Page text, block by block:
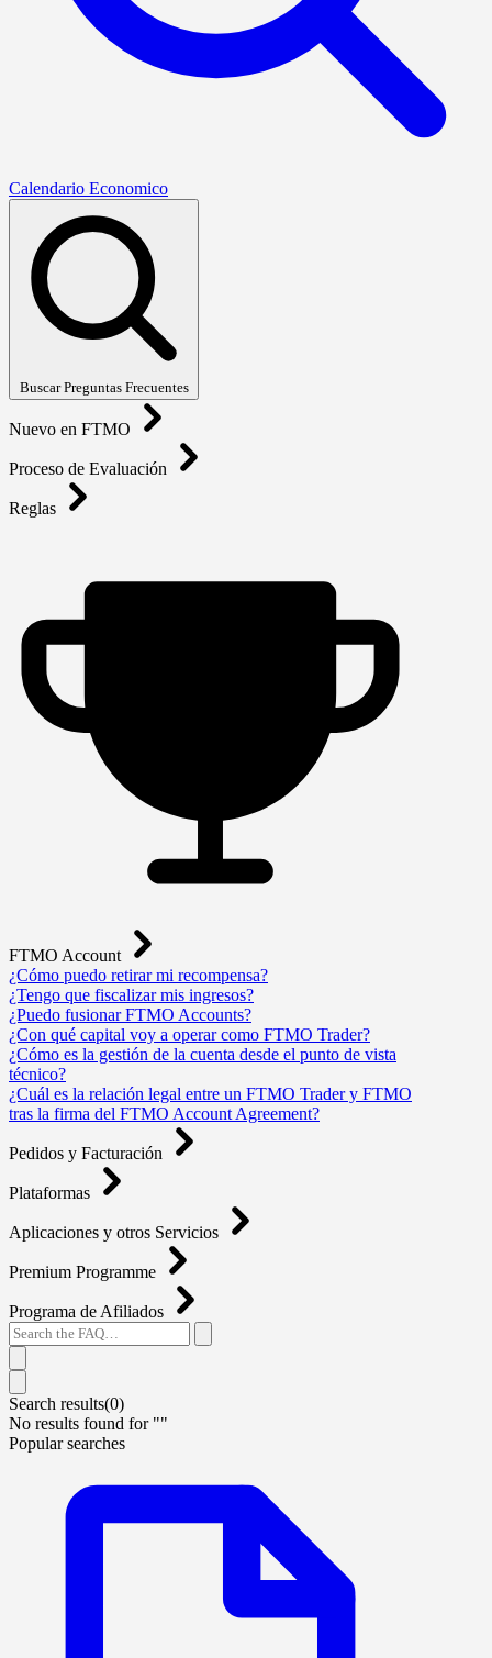
Calendario Economico
Buscar Preguntas Frecuentes
Nuevo en FTMO
Proceso de Evaluación
Reglas
FTMO Account
¿Cómo puedo retirar mi recompensa?
¿Tengo que fiscalizar mis ingresos?
¿Puedo fusionar FTMO Accounts?
¿Con qué capital voy a operar como FTMO Trader?
¿Cómo es la gestión de la cuenta desde el punto de vista
técnico?
¿Cuál es la relación legal entre un FTMO Trader y FTMO
tras la firma del FTMO Account Agreement?
Pedidos y Facturación
Plataformas
Aplicaciones y otros Servicios
Premium Programme
Programa de Afiliados
Search results(0)
No results found for ""
Popular searches